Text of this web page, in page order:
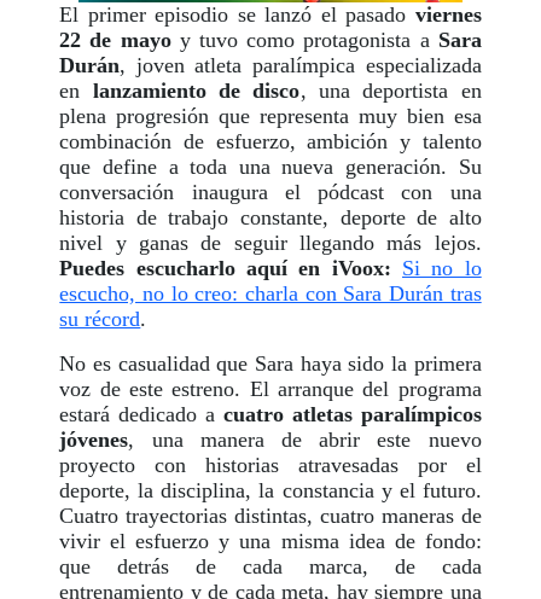
El primer episodio se lanzó el pasado viernes
22 de mayoy tuvo como protagonista a Sara
Durán, joven atleta paralímpica especializada
en lanzamiento de disco, una deportista en
plena progresión que representa muy bien esa
combinación de esfuerzo, ambición y talento
que define a toda una nueva generación. Su
conversación inaugura el pódcast con una
historia de trabajo constante, deporte de alto
nivel y ganas de seguir llegando más lejos.
Puedes escucharlo aquí en iVoox: Si no lo
escucho, no lo creo: charla con Sara Durán tras
su récord.
No es casualidad que Sara haya sido la primera
voz de este estreno. El arranque del programa
estará dedicado a cuatro atletas paralímpicos
jóvenes, una manera de abrir este nuevo
proyecto con historias atravesadas por el
deporte, la disciplina, la constancia y el futuro.
Cuatro trayectorias distintas, cuatro maneras de
vivir el esfuerzo y una misma idea de fondo:
que detrás de cada marca, de cada
entrenamiento y de cada meta, hay siempre una